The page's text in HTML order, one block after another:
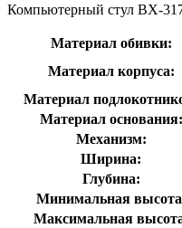
Компьютерный стул BХ-
Материал обивки:
Материал корпуса:
Материал
Материал основания:
Механизм:
Ширина:
Глубина:
Минимальная
Максимальная